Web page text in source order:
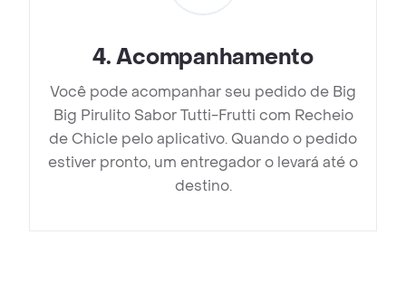
4.Acompanhamento
Você pode acompanhar seu pedido de Big
Big Pirulito Sabor Tutti-Frutti com Recheio
de Chicle pelo aplicativo. Quando o pedido
estiver pronto, um entregador o levará até o
destino.